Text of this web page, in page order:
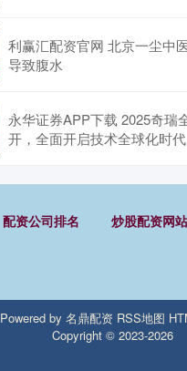
利赢汇配资官网 北京一尘中
导致腹水
永华证券APP下载 2025奇瑞
开，全面开启技术全球化时代
配资公司排名 炒股配资网站
Powered by 名鼎配资 RSS地图
Copyright © 2023-2026